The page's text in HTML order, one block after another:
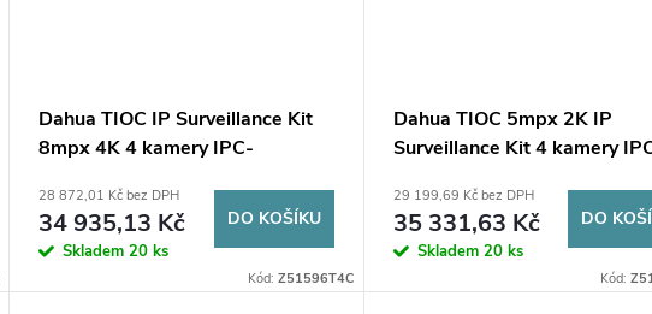
Dahua TIOC IP Surveillance Kit
8mpx 4K 4 kamery IPC-
DVR s diskovou jednotkou pro
nepřetržitý provoz
28 872,01 Kč bez DPH
34 935,13 Kč
Skladem20 ks
DO KOŠÍKU
Kód: Z51596T4C
Dahua TIOC 5mpx 2K IP
Surveillance Kit 4 kamery
DVR s diskovou jednotkou
nepřetržitý provoz
29 199,69 Kč bez DPH
35 331,63 Kč
Skladem 20 ks
DO
Kód: